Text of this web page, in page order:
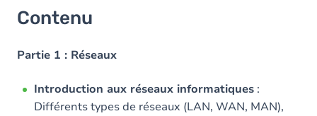
Contenu
Partie 1 : Réseaux
Introduction aux réseaux informatiques :
Différents types de réseaux (LAN, WAN, MAN),